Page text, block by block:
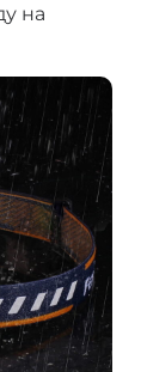
на